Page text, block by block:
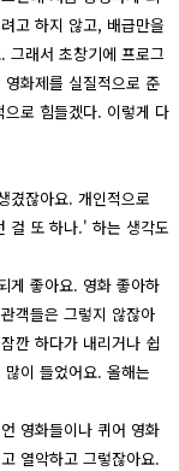
고 하지 않고, 배급만을
그래서 초창기에 프로그
화제를 실질적으로 준
로 힘들겠다. 이렇게 다
겼잖아요. 개인적으로
걸 또 하나.' 하는 생각도
게 좋아요. 영화 좋아하
객들은 그렇지 않잖아
깐 하다가 내리거나 쉽
이 들었어요. 올해는
영화들이나 퀴어 영화
열악하고 그렇잖아요.